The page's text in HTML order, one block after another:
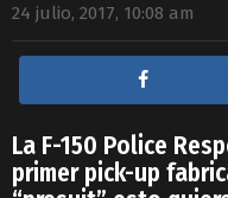
24 julio, 2017, 10:08 am
La F-150 Police
primer pick-up